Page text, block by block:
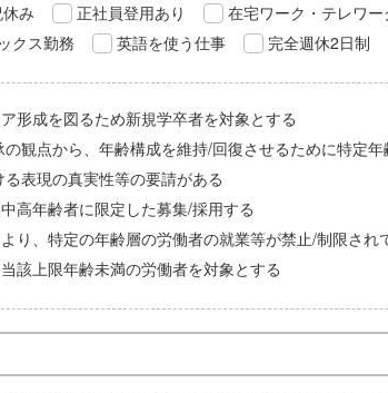
み 正社員登用あり
在宅ワーク・テレワー
クス勤務 英語を使う仕事 完全週休2日制
形成を図るため新規学卒者を対象とする
観点から、年齢構成を維持/回復させるために特定
表現の真実性等の要請がある
高年齢者に限定した募集/採用する
り、特定の年齢層の労働者の就業等が禁止/制限され
該上限年齢未満の労働者を対象とする